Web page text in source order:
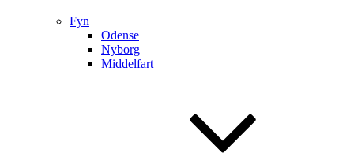
Fyn
Odense
Nyborg
Middelfart